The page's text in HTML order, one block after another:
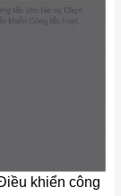
khiển công